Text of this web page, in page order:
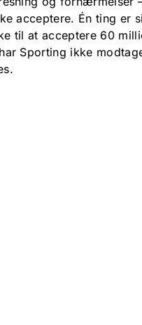
acceptere. Én ting er
til at acceptere 60
Sporting ikke